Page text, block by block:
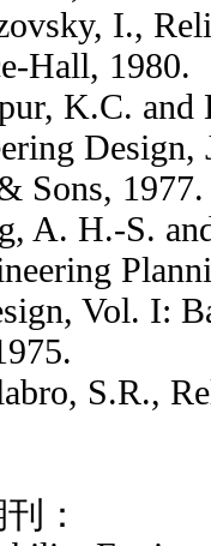
I.,
Hall, 1980.
K.C.
Design,
Sons, 1977.
A. H.-S.
Vol. I:
S.R.,
：